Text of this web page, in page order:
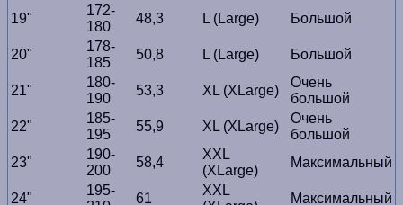
19"
172-
180
48,3 L (Large) Большой
20"
178-
185
50,8 L (Large) Большой
21"
180-
190
53,3 XL (XLarge)
Очень
большой
22"
185-
195
55,9 XL (XLarge)
Очень
большой
23"
190-
200
58,4
XXL
(XLarge)
Максимальный
24"
195-
61
XXL
Максимальный